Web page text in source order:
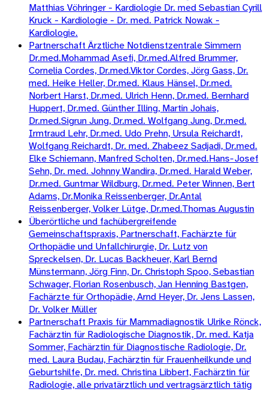
Matthias Vöhringer - Kardiologie Dr. med Sebastian Cyrill
Kruck - Kardiologie - Dr. med. Patrick Nowak -
Kardiologie.
Partnerschaft Ärztliche Notdienstzentrale Simmern
Dr.med.Mohammad Asefi, Dr.med.Alfred Brummer,
Cornelia Cordes, Dr.med.Viktor Cordes, Jörg Gass, Dr.
med. Heike Heller, Dr.med. Klaus Hänsel, Dr.med.
Norbert Harst, Dr.med. Ulrich Henn, Dr.med. Bernhard
Huppert, Dr.med. Günther Illing, Martin Johais,
Dr.med.Sigrun Jung, Dr.med. Wolfgang Jung, Dr.med.
Irmtraud Lehr, Dr.med. Udo Prehn, Ursula Reichardt,
Wolfgang Reichardt, Dr. med. Zhabeez Sadjadi, Dr.med.
Elke Schiemann, Manfred Scholten, Dr.med.Hans-Josef
Sehn, Dr. med. Johnny Wandira, Dr.med. Harald Weber,
Dr.med. Guntmar Wildburg, Dr.med. Peter Winnen, Bert
Adams, Dr.Monika Reissenberger, Dr.Antal
Reissenberger, Volker Lütge, Dr.med.Thomas Augustin
Überörtliche und fachübergreifende
Gemeinschaftspraxis, Partnerschaft, Fachärzte für
Orthopädie und Unfallchirurgie, Dr. Lutz von
Spreckelsen, Dr. Lucas Backheuer, Karl Bernd
Münstermann, Jörg Finn, Dr. Christoph Spoo, Sebastian
Schwager, Florian Rosenbusch, Jan Henning Bastgen,
Fachärzte für Orthopädie, Arnd Heyer, Dr. Jens Lassen,
Dr. Volker Müller
Partnerschaft Praxis für Mammadiagnostik Ulrike Rönck,
Fachärztin für Radiologische Diagnostik, Dr. med. Katja
Sommer, Fachärztin für Diagnostische Radiologie, Dr.
med. Laura Budau, Fachärztin für Frauenheilkunde und
Geburtshilfe, Dr. med. Christina Libbert, Fachärztin für
Radiologie, alle privatärztlich und vertragsärztlich tätig